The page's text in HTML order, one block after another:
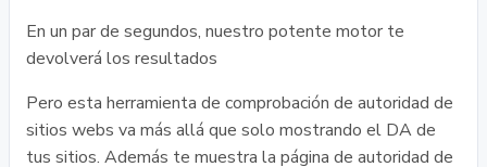
En un par de segundos, nuestro potente motor te
devolverá los resultados
Pero esta herramienta de comprobación de autoridad de
sitios webs va más allá que solo mostrando el DA de
tus sitios. Además te muestra la página de autoridad de